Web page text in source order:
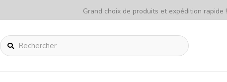
Grand choix de produits et expédition rapide !
Rechercher